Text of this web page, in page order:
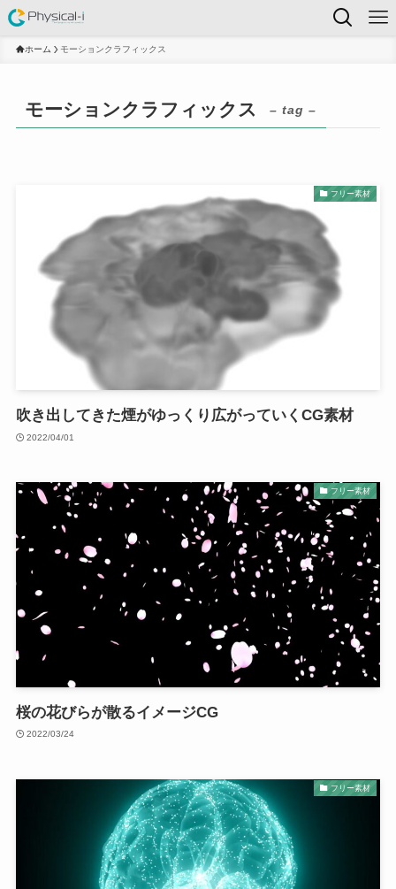
ホーム モーションクラフィックス
モーションクラフィックス – tag –
フリー素材
吹き出してきた煙がゆっくり広がっていくCG素材
2022/04/01
フリー素材
桜の花びらが散るイメージCG
2022/03/24
フリー素材